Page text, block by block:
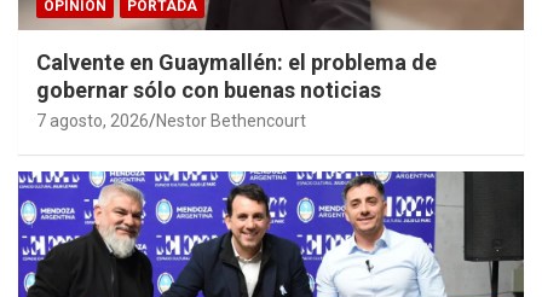
OPINIÓN PORTADA
Calvente en Guaymallén: el problema de
gobernar sólo con buenas noticias
7 agosto, 2026 Nestor Bethencourt